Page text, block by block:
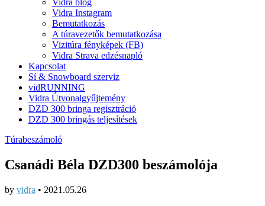
Vidra Instagram
Bemutatkozás
A túravezetők bemutatkozása
Vizitúra fényképek (FB)
Vidra Strava edzésnapló
Kapcsolat
Sí & Snowboard szerviz
vidRUNNING
Vidra Útvonalgyűjtemény
DZD 300 bringa regisztráció
DZD 300 bringás teljesítések
Túrabeszámoló
Csanádi Béla DZD300 beszámolója
by vidra • 2021.05.26